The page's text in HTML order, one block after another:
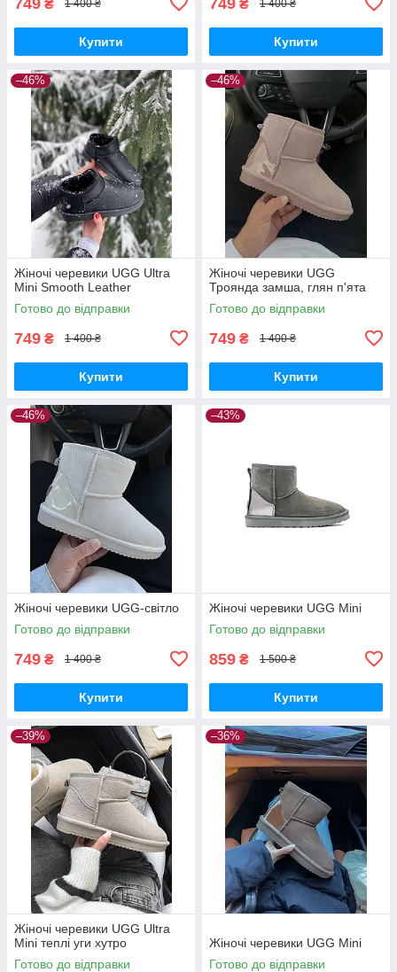
₴ 1 400 ₴
Купити
₴ 1 400 ₴
Купити
–46%
Жіночі черевики UGG Ultra
Mini Smooth Leather
Готово до відправки
749 ₴ 1 400 ₴
Купити
–46%
Жіночі черевики UGG
Троянда замша, глян п'ята
Готово до відправки
749 ₴ 1 400 ₴
Купити
–46%
Жіночі черевики UGG-світло
Готово до відправки
749 ₴ 1 400 ₴
Купити
–43%
Жіночі черевики UGG Mini
Готово до відправки
859 ₴ 1 500 ₴
Купити
–39%
Жіночі черевики UGG Ultra
Mini теплі уги хутро
Готово до відправки
–36%
Жіночі черевики UGG Mini
Готово до відправки